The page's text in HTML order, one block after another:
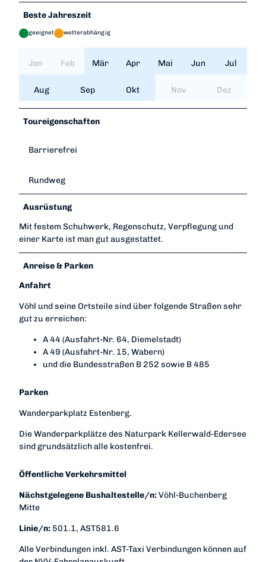
Beste Jahreszeit
geeignet wetterabhängig
Jan Feb Mär Apr Mai Jun Jul
Aug Sep Okt Nov Dez
Toureigenschaften
Barrierefrei
Rundweg
Ausrüstung
Mit festem Schuhwerk, Regenschutz, Verpflegung und
einer Karte ist man gut ausgestattet.
Anreise & Parken
Anfahrt
Vöhl und seine Ortsteile sind über folgende Straßen sehr
gut zu erreichen:
A 44 (Ausfahrt-Nr. 64, Diemelstadt)
A 49 (Ausfahrt-Nr. 15, Wabern)
und die Bundesstraßen B 252 sowie B 485
Parken
Wanderparkplatz Estenberg.
Die Wanderparkplätze des Naturpark Kellerwald-Edersee
sind grundsätzlich alle kostenfrei.
Öffentliche Verkehrsmittel
Nächstgelegene Bushaltestelle/n:Vöhl-Buchenberg
Mitte
Linie/n: 501.1, AST581.6
Alle Verbindungen inkl. AST-Taxi Verbindungen können auf